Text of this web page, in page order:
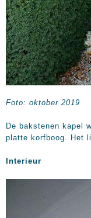
Foto: oktober 2019
De bakstenen kapel
platte korfboog. Het
Interieur